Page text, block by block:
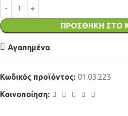
ΠΡΟΣΘΉΚΗ ΣΤΟ
Αγαπημένα
Κωδικός προϊόντος: 01.03.223
Κοινοποίηση: